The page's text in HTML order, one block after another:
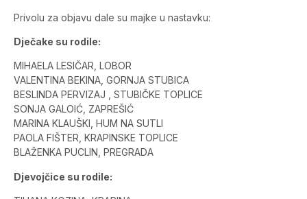
Privolu za objavu dale su majke u nastavku:
Dječake su rodile:
MIHAELA LESIČAR, LOBOR
VALENTINA BEKINA, GORNJA STUBICA
BESLINDA PERVIZAJ , STUBIČKE TOPLICE
SONJA GALOIĆ, ZAPREŠIĆ
MARINA KLAUŠKI, HUM NA SUTLI
PAOLA FIŠTER, KRAPINSKE TOPLICE
BLAŽENKA PUCLIN, PREGRADA
Djevojčice su rodile: